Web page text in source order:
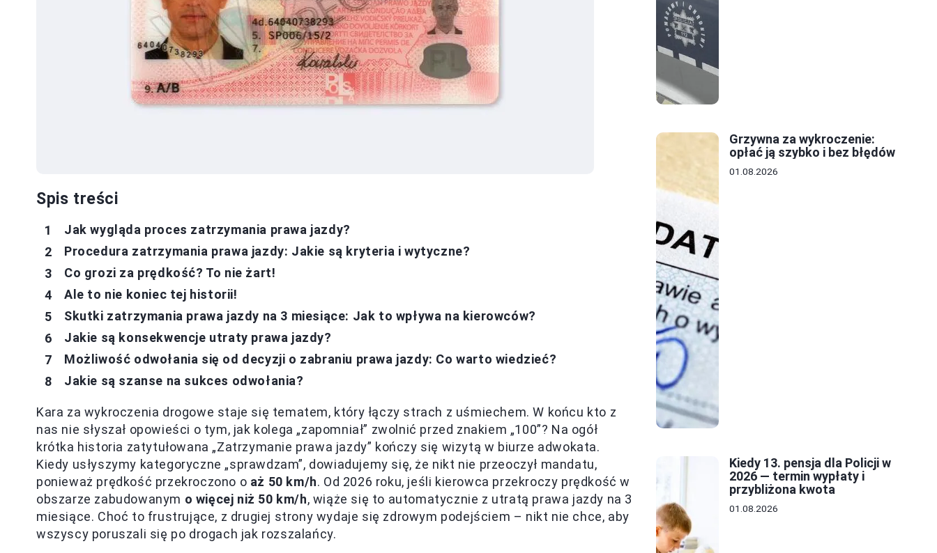
Spis treści
Jak wygląda proces zatrzymania prawa jazdy?
Procedura zatrzymania prawa jazdy: Jakie są kryteria i wytyczne?
Co grozi za prędkość? To nie żart!
Ale to nie koniec tej historii!
Skutki zatrzymania prawa jazdy na 3 miesiące: Jak to wpływa na kierowców?
Jakie są konsekwencje utraty prawa jazdy?
Możliwość odwołania się od decyzji o zabraniu prawa jazdy: Co warto wiedzieć?
Jakie są szanse na sukces odwołania?
Kara za wykroczenia drogowe staje się tematem, który łączy strach z uśmiechem. W końcu kto z
nas nie słyszał opowieści o tym, jak kolega „zapomniał” zwolnić przed znakiem „100”? Na ogół
krótka historia zatytułowana „Zatrzymanie prawa jazdy” kończy się wizytą w biurze adwokata.
Kiedy usłyszymy kategoryczne „sprawdzam”, dowiadujemy się, że nikt nie przeoczył mandatu,
ponieważ prędkość przekroczono o aż 50 km/h. Od 2026 roku, jeśli kierowca przekroczy prędkość w
obszarze zabudowanym o więcej niż 50 km/h, wiąże się to automatycznie z utratą prawa jazdy na 3
miesiące. Choć to frustrujące, z drugiej strony wydaje się zdrowym podejściem – nikt nie chce, aby
wszyscy poruszali się po drogach jak rozszalańcy.
Grzywna za wykroczenie:
opłać ją szybko i bez błędów
01.08.2026
Kiedy 13. pensja dla Policji w
2026 — termin wypłaty i
przybliżona kwota
01.08.2026